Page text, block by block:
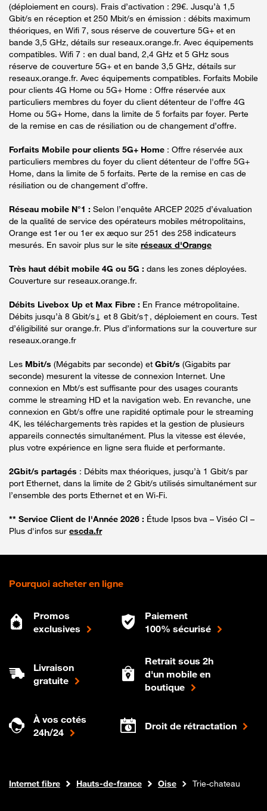
(déploiement en cours). Frais d’activation : 29€. Jusqu’à 1,5
Gbit/s en réception et 250 Mbit/s en émission : débits maximum
théoriques, en Wifi 7, sous réserve de couverture 5G+ et en
bande 3,5 GHz, détails sur reseaux.orange.fr. Avec équipements
compatibles. Wifi 7 : en dual band, 2,4 GHz et 5 GHz sous
réserve de couverture 5G+ et en bande 3,5 GHz, détails sur
reseaux.orange.fr. Avec équipements compatibles. Forfaits Mobile
pour clients 4G Home ou 5G+ Home : Offre réservée aux
particuliers membres du foyer du client détenteur de l'offre 4G
Home ou 5G+ Home, dans la limite de 5 forfaits par foyer. Perte
de la remise en cas de résiliation ou de changement d’offre.
Forfaits Mobile pour clients 5G+ Home : Offre réservée aux
particuliers membres du foyer du client détenteur de l'offre 5G+
Home, dans la limite de 5 forfaits. Perte de la remise en cas de
résiliation ou de changement d’offre.
Réseau mobile N°1 : Selon l’enquête ARCEP 2025 d’évaluation
de la qualité de service des opérateurs mobiles métropolitains,
Orange est 1er ou 1er ex æquo sur 251 des 258 indicateurs
mesurés. En savoir plus sur le site réseaux d'Orange
Très haut débit mobile 4G ou 5G : dans les zones déployées.
Couverture sur reseaux.orange.fr.
Débits Livebox Up et Max Fibre : En France métropolitaine.
Débits jusqu’à 8 Gbit/s↓ et 8 Gbit/s↑, déploiement en cours. Test
d’éligibilité sur orange.fr. Plus d’informations sur la couverture sur
reseaux.orange.fr
Les Mbit/s (Mégabits par seconde) et Gbit/s (Gigabits par
seconde) mesurent la vitesse de connexion Internet. Une
connexion en Mbt/s est suffisante pour des usages courants
comme le streaming HD et la navigation web. En revanche, une
connexion en Gbt/s offre une rapidité optimale pour le streaming
4K, les téléchargements très rapides et la gestion de plusieurs
appareils connectés simultanément. Plus la vitesse est élevée,
plus votre expérience en ligne sera fluide et performante.
2Gbit/s partagés : Débits max théoriques, jusqu’à 1 Gbit/s par
port Ethernet, dans la limite de 2 Gbit/s utilisés simultanément sur
l’ensemble des ports Ethernet et en Wi-Fi.
** Service Client de l'Année 2026 : Étude Ipsos bva – Viséo CI –
Plus d'infos sur escda.fr
Pourquoi acheter en ligne
Promos
exclusives
Paiement
100% sécurisé
Livraison
gratuite
Retrait sous 2h
d'un mobile en
boutique
À vos cotés
24h/24
Droit de rétractation
Boutique Orange
Internet fibre Hauts-de-france Oise Trie-chateau